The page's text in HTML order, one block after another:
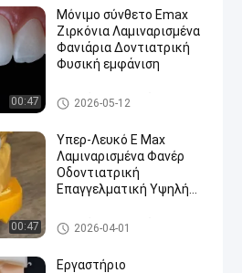
00:47
Μόνιμο σύνθετο Emax
Ζιρκόνια Λαμιναρισμένα
Φανιάρια Δοντιατρική
Φυσική εμφάνιση
Λαμινάνια και φινέρες
2026-05-12
00:47
Υπερ-Λευκό E Max
Λαμιναρισμένα Φανέρ
Οδοντιατρική
Επαγγελματική Υψηλή
Λαμινάνια και φινέρες
2026-04-01
Εργαστήριο